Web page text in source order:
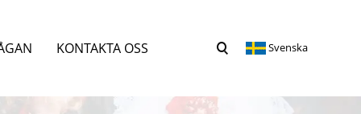
KONTAKTA OSS Svenska